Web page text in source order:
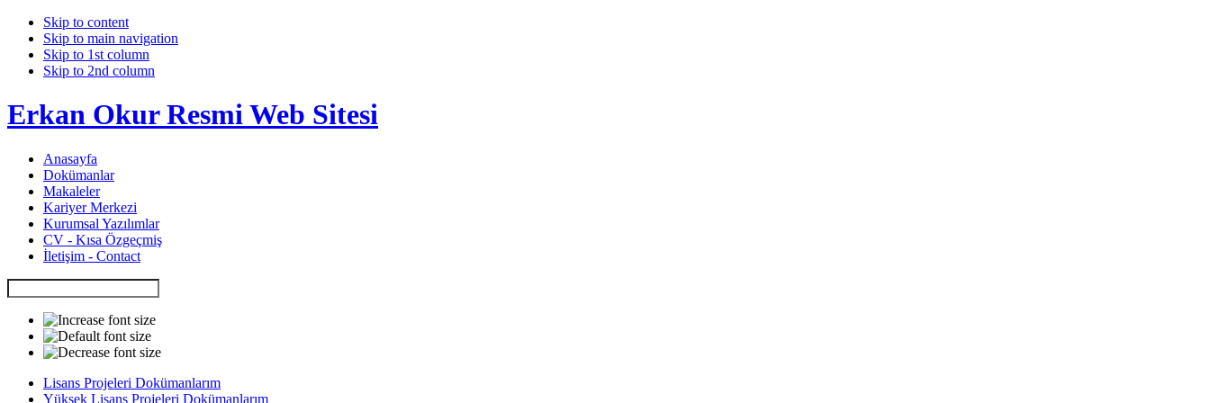
Skip to content
Skip to main navigation
Skip to 1st column
Skip to 2nd column
Erkan Okur Resmi Web Sitesi
Anasayfa
Dokümanlar
Makaleler
Kariyer Merkezi
Kurumsal Yazılımlar
CV - Kısa Özgeçmiş
İletişim - Contact
Lisans Projeleri Dokümanlarım
Yüksek Lisans Projeleri Dokümanlarım